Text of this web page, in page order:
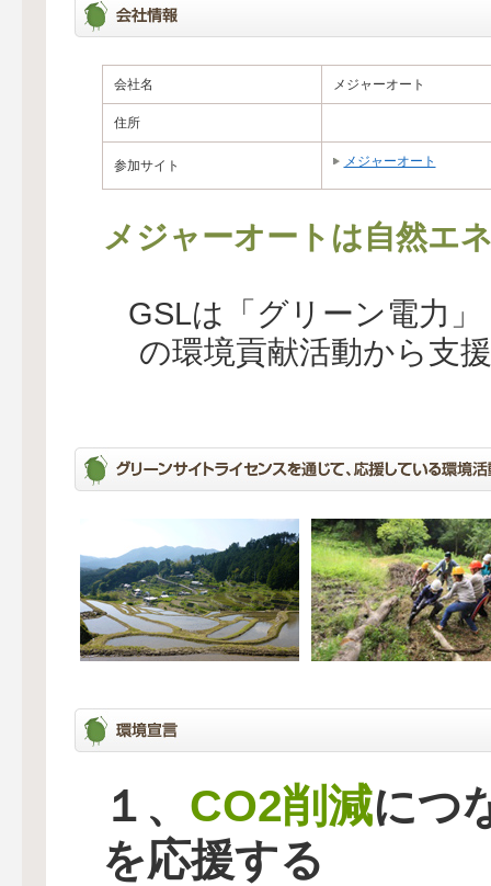
会社名 メジャーオート
住所
参加サイト メジャーオート
メジャーオートは自然エ
GSLは「グリーン電力
の環境貢献活動から支
１、 CO2削減につ
を応援する